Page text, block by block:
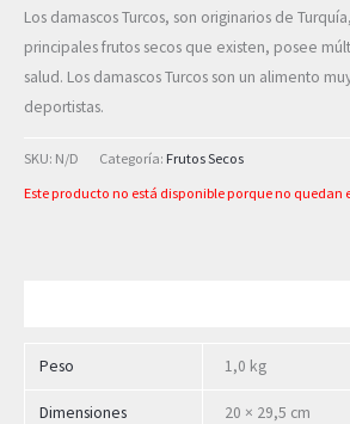
Los damascos Turcos, son originarios de
principales frutos secos que existen, posee
salud. Los damascos Turcos son un alimento
deportistas.
SKU: N/D Categoría: Frutos Secos
Este producto no está disponible porque no quedan
Peso 1,0 kg
Dimensiones 20 × 29,5 cm